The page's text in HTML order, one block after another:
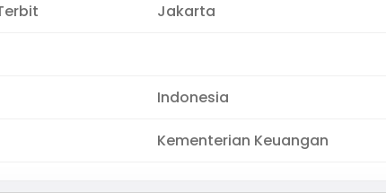
Jakarta
Indonesia
Kementerian Keuangan